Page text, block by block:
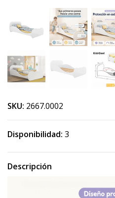
SKU: 2667.0002
Disponibilidad: 3
Descripción